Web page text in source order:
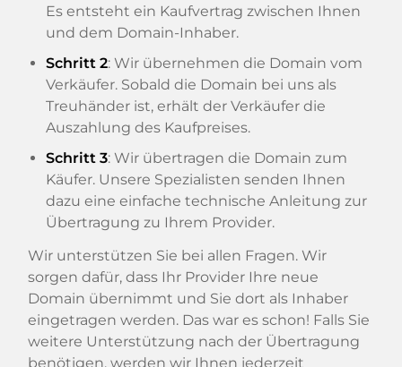
Es entsteht ein Kaufvertrag zwischen Ihnen
und dem Domain-Inhaber.
Schritt 2: Wir übernehmen die Domain vom
Verkäufer. Sobald die Domain bei uns als
Treuhänder ist, erhält der Verkäufer die
Auszahlung des Kaufpreises.
Schritt 3: Wir übertragen die Domain zum
Käufer. Unsere Spezialisten senden Ihnen
dazu eine einfache technische Anleitung zur
Übertragung zu Ihrem Provider.
Wir unterstützen Sie bei allen Fragen. Wir
sorgen dafür, dass Ihr Provider Ihre neue
Domain übernimmt und Sie dort als Inhaber
eingetragen werden. Das war es schon! Falls Sie
weitere Unterstützung nach der Übertragung
benötigen, werden wir Ihnen jederzeit